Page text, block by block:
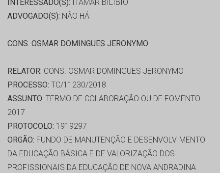
INTERESSADO(S): ITAMAR BILIBIO
ADVOGADO(S): NÃO HÁ
CONS. OSMAR DOMINGUES JERONYMO
RELATOR: CONS. OSMAR DOMINGUES JERONYMO
PROCESSO: TC/11230/2018
ASSUNTO: TERMO DE COLABORAÇÃO OU DE FOMENTO
2017
PROTOCOLO: 1919297
ORGÃO: FUNDO DE MANUTENÇÃO E DESENVOLVIMENTO
DA EDUCAÇÃO BÁSICA E DE VALORIZAÇÃO DOS
PROFISSIONAIS DA EDUCAÇÃO DE NOVA ANDRADINA